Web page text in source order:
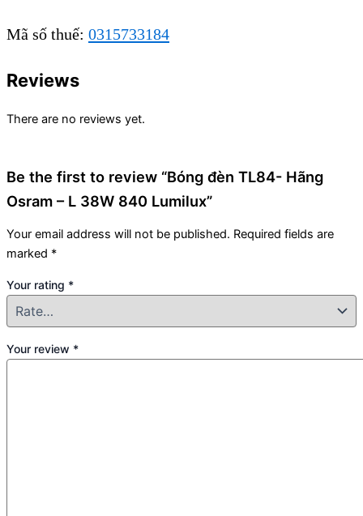
Mã số thuế: 0315733184
Reviews
There are no reviews yet.
Be the first to review “Bóng đèn TL84- Hãng
Osram – L 38W 840 Lumilux”
Your email address will not be published. Required fields are
marked *
Your rating *
Your review *